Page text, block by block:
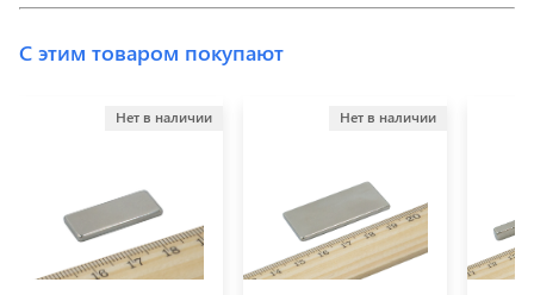
С этим товаром покупают
Нет в наличии Нет в наличии